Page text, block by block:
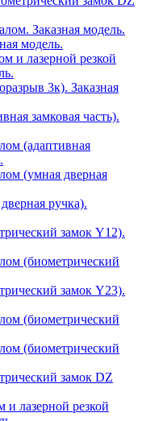
Заказная модель.
модель.
и лазерной резкой
3к). Заказная
замковая часть).
(адаптивная
(умная дверная
ручка).
замок Y12).
(биометрический
замок Y23).
(биометрический
(биометрический
замок DZ
и лазерной резкой